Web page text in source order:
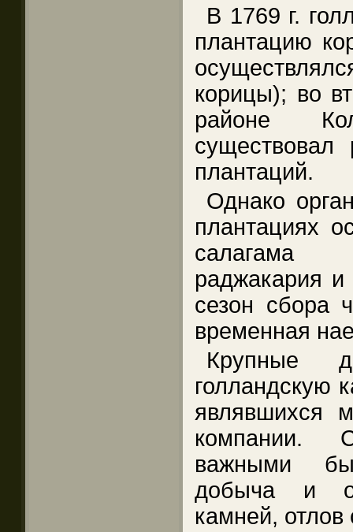
В 1769 г.
плантацию
корицы); во
районе
существовал
плантаций.
Однако
плантациях
салагама
раджакария
сезон сбора
временная
Крупные
голландскую
являвшихся
компании.
важными
добыча и
камней, отлов